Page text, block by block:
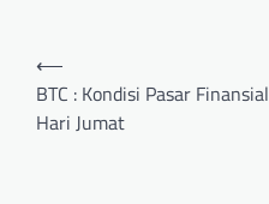
Post
navigation
⟵
BTC : Kondisi Pasar Finansial
Hari Jumat